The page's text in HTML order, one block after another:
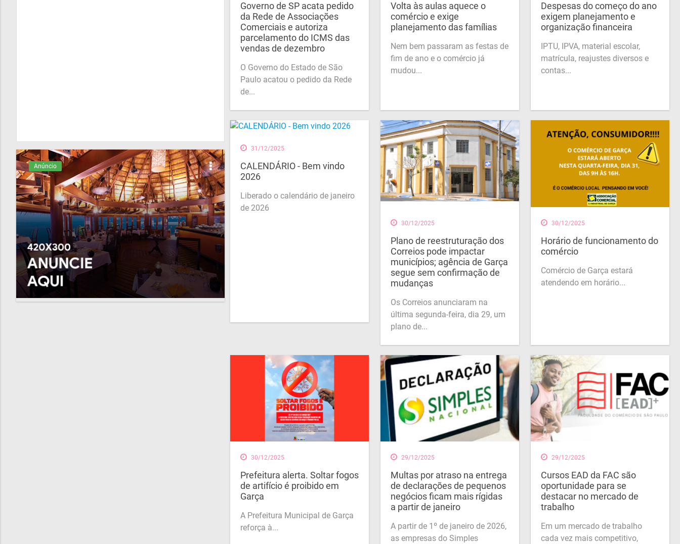
Anúncio
Governo de SP acata pedido
da Rede de Associações
Comerciais e autoriza
parcelamento do ICMS das
vendas de dezembro
O Governo do Estado de São
Paulo acatou o pedido da Rede
de...
Volta às aulas aquece o
comércio e exige
planejamento das famílias
Nem bem passaram as festas de
fim de ano e o comércio já
mudou...
Despesas do começo do ano
exigem planejamento e
organização financeira
IPTU, IPVA, material escolar,
matrícula, reajustes diversos e
contas...
31/12/2025
CALENDÁRIO - Bem vindo
2026
Liberado o calendário de janeiro
de 2026
30/12/2025
Plano de reestruturação dos
Correios pode impactar
municípios; agência de Garça
segue sem confirmação de
mudanças
Os Correios anunciaram na
última segunda-feira, dia 29, um
plano de...
30/12/2025
Horário de funcionamento do
comércio
Comércio de Garça estará
atendendo em horário...
30/12/2025
Prefeitura alerta. Soltar fogos
de artifício é proibido em
Garça
A Prefeitura Municipal de Garça
reforça à...
29/12/2025
Multas por atraso na entrega
de declarações de pequenos
negócios ficam mais rígidas
a partir de janeiro
A partir de 1º de janeiro de 2026,
as empresas do Simples
29/12/2025
Cursos EAD da FAC são
oportunidade para se
destacar no mercado de
trabalho
Em um mercado de trabalho
cada vez mais competitivo,